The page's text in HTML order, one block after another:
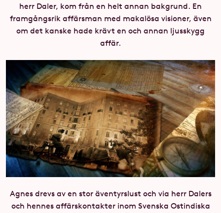
herr Daler, kom från en helt annan bakgrund. En
framgångsrik affärsman med makalösa visioner, även
om det kanske hade krävt en och annan ljusskygg
affär.
Agnes drevs av en stor äventyrslust och via herr Dalers
och hennes affärskontakter inom Svenska Ostindiska